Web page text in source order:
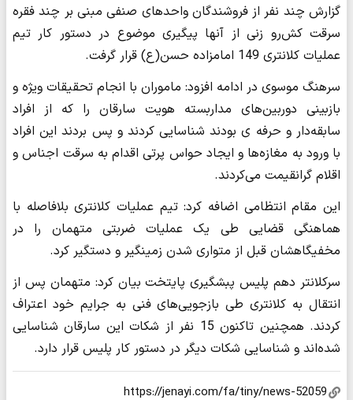
گزارش چند نفر از فروشندگان واحدهای صنفی مبنی بر چند فقره
سرقت کش‌رو زنی از آنها پیگیری موضوع در دستور کار تیم
عملیات کلانتری 149 امامزاده حسن(ع) قرار گرفت.
سرهنگ موسوی در ادامه افزود: ماموران با انجام تحقیقات ویژه و
بازبینی دوربین‌های مداربسته هویت سارقان را که از افراد
سابقه‌دار و حرفه ‌ی بودند شناسایی کردند و پس بردند این افراد
با ورود به مغازه‌ها و ایجاد حواس پرتی اقدام به سرقت اجناس و
اقلام گرانقیمت می‌کردند.
این مقام انتظامی اضافه کرد: تیم عملیات کلانتری بلافاصله با
هماهنگی قضایی طی یک عملیات ضربتی متهمان را در
مخفیگاهشان قبل از متواری شدن زمینگیر و دستگیر کرد.
سرکلانتر دهم پلیس پبشگیری پایتخت بیان کرد: متهمان پس از
انتقال به کلانتری طی بازجویی‌های فنی به جرایم خود اعتراف
کردند. همچنین تاکنون 15 نفر از شکات این سارقان شناسایی
شده‌اند و شناسایی شکات دیگر در دستور کار پلیس قرار دارد.